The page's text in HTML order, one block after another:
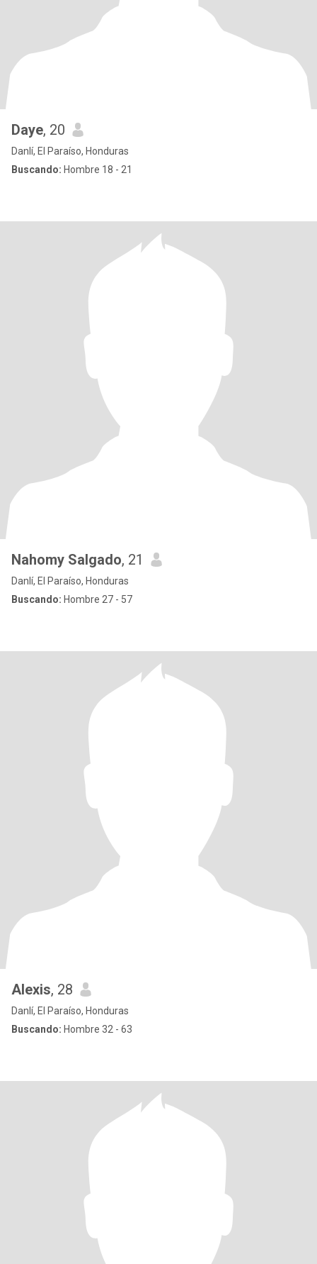
Daye, 20
Danlí, El Paraíso, Honduras
Buscando: Hombre 18 - 21
Nahomy Salgado, 21
Danlí, El Paraíso, Honduras
Buscando: Hombre 27 - 57
Alexis, 28
Danlí, El Paraíso, Honduras
Buscando: Hombre 32 - 63